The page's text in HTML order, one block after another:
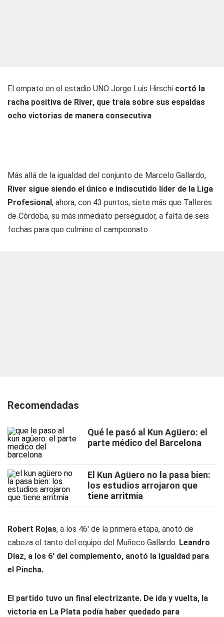
El empate en el estadio UNO Jorge Luis Hirschi cortó la
racha positiva de River, que traía sobre sus espaldas
ocho victorias de manera consecutiva.
Más allá de la igualdad del conjunto de Marcelo Gallardo,
River sigue siendo el único e indiscutido líder de la Liga
Profesional, ahora, con 43 puntos, siete más que Talleres
de Córdoba, su más inmediato perseguidor, a falta de seis
fechas para que culmine el campeonato.
Recomendadas
Qué le pasó al Kun Agüero: el
parte médico del Barcelona
El Kun Agüero no la pasa bien:
los estudios arrojaron que
tiene arritmia
Robert Rojas, a los 46' de la primera etapa, anotó de
cabeza el tanto del equipo del Muñeco Gallardo. Leandro
Díaz, a los 6' del complemento, anotó la igualdad para
el Pincha.
El partido tuvo un final electrizante. De ida y vuelta, la
victoria en La Plata podía haber quedado para